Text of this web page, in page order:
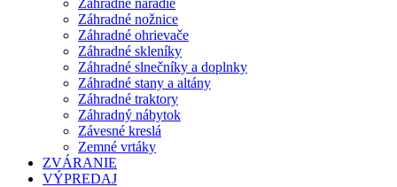
Záhradné nožnice
Záhradné ohrievače
Záhradné skleníky
Záhradné slnečníky a doplnky
Záhradné stany a altány
Záhradné traktory
Záhradný nábytok
Závesné kreslá
Zemné vrtáky
ZVÁRANIE
VÝPREDAJ